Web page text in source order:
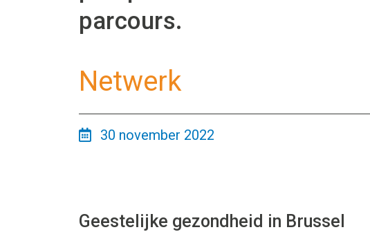
parcours.
Netwerk
30 november 2022
Geestelijke gezondheid in Brussel